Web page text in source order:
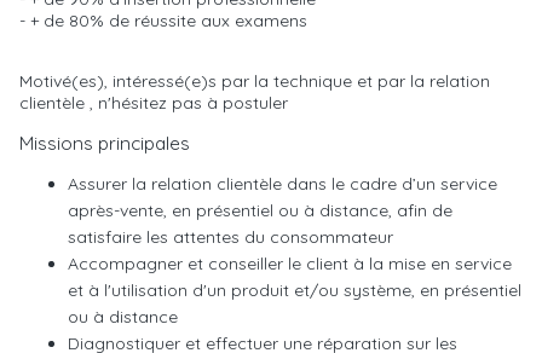
- + de 80% de réussite aux examens
Motivé(es), intéressé(e)s par la technique et par la relation
clientèle , n'hésitez pas à postuler
Missions principales
Assurer la relation clientèle dans le cadre d’un service
après-vente, en présentiel ou à distance, afin de
satisfaire les attentes du consommateur
Accompagner et conseiller le client à la mise en service
et à l'utilisation d'un produit et/ou système, en présentiel
ou à distance
Diagnostiquer et effectuer une réparation sur les